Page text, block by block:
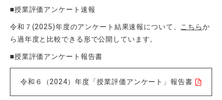
■授業評価アンケート速報
令和７(2025)年度のアンケート結果速報について、 こちらか
ら過年度と比較できる形で公開しています。
■授業評価アンケート報告書
令和６（2024）年度「授業評価アンケート」報告書